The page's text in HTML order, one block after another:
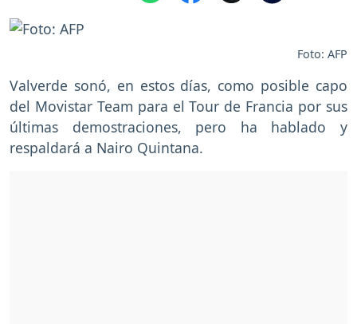
Foto: AFP
Valverde sonó, en estos días, como posible capo
del Movistar Team para el Tour de Francia por sus
últimas demostraciones, pero ha hablado y
respaldará a Nairo Quintana.